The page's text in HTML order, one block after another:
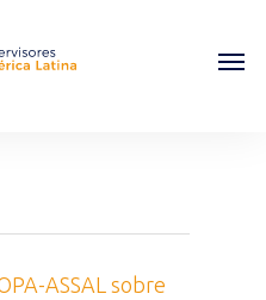
ASSAL sobre